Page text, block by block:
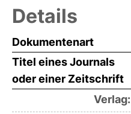
Details
Dokumentenart
Titel eines Journals
oder einer Zeitschrift
Verlag: